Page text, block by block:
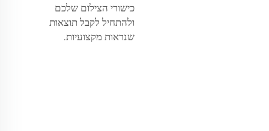
כישורי הצילום שלכם
ולהתחיל לקבל תוצאות
שנראות מקצועיות.